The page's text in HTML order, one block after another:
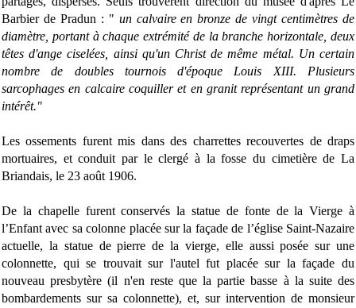
Barbier de Pradun : " un calvaire en bronze de vingt centimètres de
diamètre, portant à chaque extrémité de la branche horizontale, deux
têtes d'ange ciselées, ainsi qu'un Christ de même métal. Un certain
nombre de doubles tournois d'époque Louis XIII. Plusieurs
sarcophages en calcaire coquiller et en granit représentant un grand
intérêt."
Les ossements furent mis dans des charrettes recouvertes de draps
mortuaires, et conduit par le clergé à la fosse du cimetière de La
Briandais, le 23 août 1906.
De la chapelle furent conservés la statue de fonte de la Vierge à
l’Enfant avec sa colonne placée sur la façade de l’église Saint-Nazaire
actuelle, la statue de pierre de la vierge, elle aussi posée sur une
colonnette, qui se trouvait sur l'autel fut placée sur la façade du
nouveau presbytère (il n'en reste que la partie basse à la suite des
bombardements sur sa colonnette), et, sur intervention de monsieur